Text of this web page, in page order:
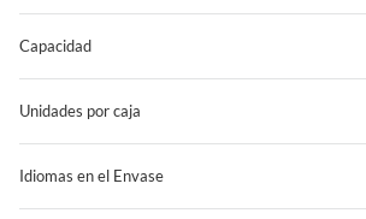
Capacidad
Unidades por caja
Idiomas en el Envase